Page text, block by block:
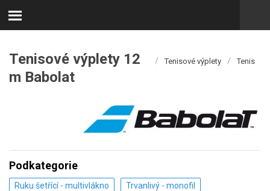
Tenisové výplety 12
m Babolat
/ Tenisové výplety / Tenis
Podkategorie
Ruku šetřící - multivlákno
Trvanlivý - monofil